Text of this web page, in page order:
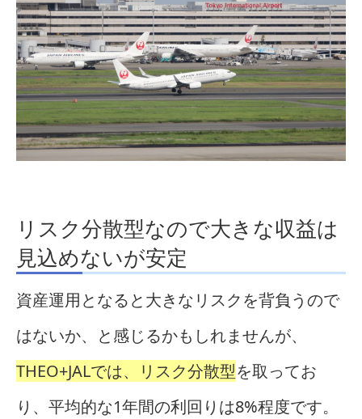
リスク分散型なので大きな収益は
見込めないが安定
資産運用となると大きなリスクを背負うので
はないか、と感じるかもしれませんが、
THEO+JALでは、リスク分散型を取ってお
り、平均的な1年間の利回りは8%程度です。